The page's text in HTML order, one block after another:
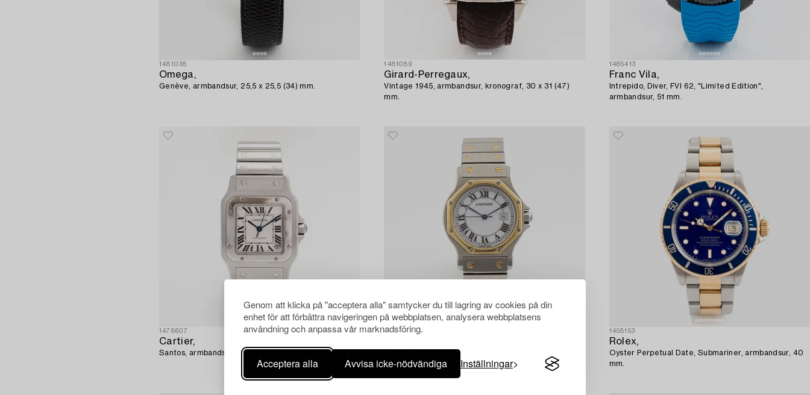
Genom att klicka på "acceptera alla" samtycker du till lagring av cookies på din
enhet för att förbättra navigeringen på webbplatsen, analysera webbplatsens
användning och anpassa vår marknadsföring.
Acceptera alla Avvisa icke-nödvändiga Inställningar
1481038
Omega,
Genève, armbandsur, 25,5 x 25,5 (34) mm.
1481089
Girard-Perregaux,
Vintage 1945, armbandsur, kronograf, 30 x 31 (47)
mm.
1485413
Franc Vila,
Intrepido, Diver, FVI 62, "Limited Edition",
armbandsur, 51 mm.
1478607
Cartier,
Santos, armbandsur, 32 x 32 mm.
1483752
Santos Ronde Octagon, armbandsur, 29 mm.
1458153
Rolex,
Oyster Perpetual Date, Submariner, armbandsur, 40
mm.